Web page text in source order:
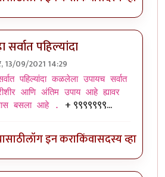
पहिल्यांदा
13/09/2021 14:29
byप्रसाद गोडबोले
पहिल्यांदा कळलेला उपायच सर्वात
आणि अंतिम उपाय आहे ह्यावर
बसला आहे . + ९९९९९९९...
लॉग इन कराकिंवासदस्य व्हा